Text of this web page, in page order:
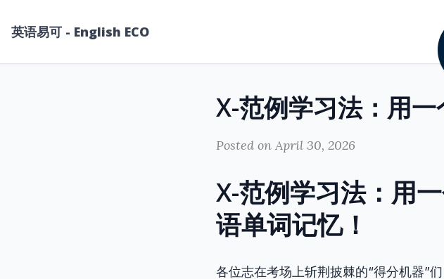
英语易可 - English ECO
Posted on April 30, 2026
X-范例学习法：用
语单词记忆！
各位志在考场上斩荆披棘的“得分机器”